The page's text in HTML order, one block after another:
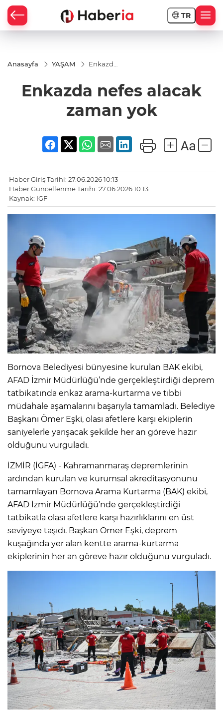
TR
Anasayfa YAŞAM
Enkazda
zaman
yok
Enkazda nefes alacak
zaman yok
Haber Giriş Tarihi: 27.06.2026 10:13
Haber Güncellenme Tarihi: 27.06.2026 10:13
Kaynak: IGF
Bornova Belediyesi bünyesine kurulan BAK ekibi,
AFAD İzmir Müdürlüğü’nde gerçekleştirdiği deprem
tatbikatında enkaz arama-kurtarma ve tıbbi
müdahale aşamalarını başarıyla tamamladı. Belediye
Başkanı Ömer Eşki, olası afetlere karşı ekiplerin
saniyelerle yarışacak şekilde her an göreve hazır
olduğunu vurguladı.
İZMİR (İGFA) - Kahramanmaraş depremlerinin
ardından kurulan ve kurumsal akreditasyonunu
tamamlayan Bornova Arama Kurtarma (BAK) ekibi,
AFAD İzmir Müdürlüğü’nde gerçekleştirdiği
tatbikatla olası afetlere karşı hazırlıklarını en üst
seviyeye taşıdı. Başkan Ömer Eşki, deprem
kuşağında yer alan kentte arama-kurtarma
ekiplerinin her an göreve hazır olduğunu vurguladı.